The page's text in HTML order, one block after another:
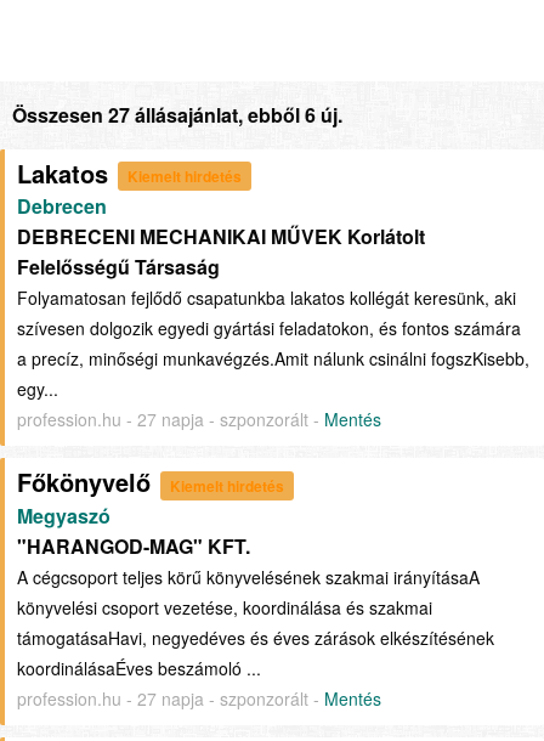
Összesen 27 állásajánlat, ebből 6 új.
Lakatos Kiemelt hirdetés
Debrecen
DEBRECENI MECHANIKAI MŰVEK Korlátolt
Felelősségű Társaság
Folyamatosan fejlődő csapatunkba lakatos kollégát keresünk, aki
szívesen dolgozik egyedi gyártási feladatokon, és fontos számára
a precíz, minőségi munkavégzés.Amit nálunk csinálni fogszKisebb,
egy...
profession.hu - 27 napja - szponzorált - Mentés
Főkönyvelő Kiemelt hirdetés
Megyaszó
"HARANGOD-MAG" KFT.
A cégcsoport teljes körű könyvelésének szakmai irányításaA
könyvelési csoport vezetése, koordinálása és szakmai
támogatásaHavi, negyedéves és éves zárások elkészítésének
koordinálásaÉves beszámoló ...
profession.hu - 27 napja - szponzorált - Mentés